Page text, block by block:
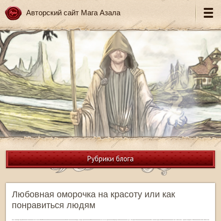
Авторский сайт Мага Азала
Рубрики блога
Любовная оморочка на красоту или как
понравиться людям